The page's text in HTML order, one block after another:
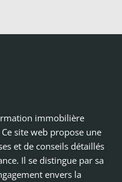
immobilière
site web propose une
et de conseils détaillés
Il se distingue par sa
envers la